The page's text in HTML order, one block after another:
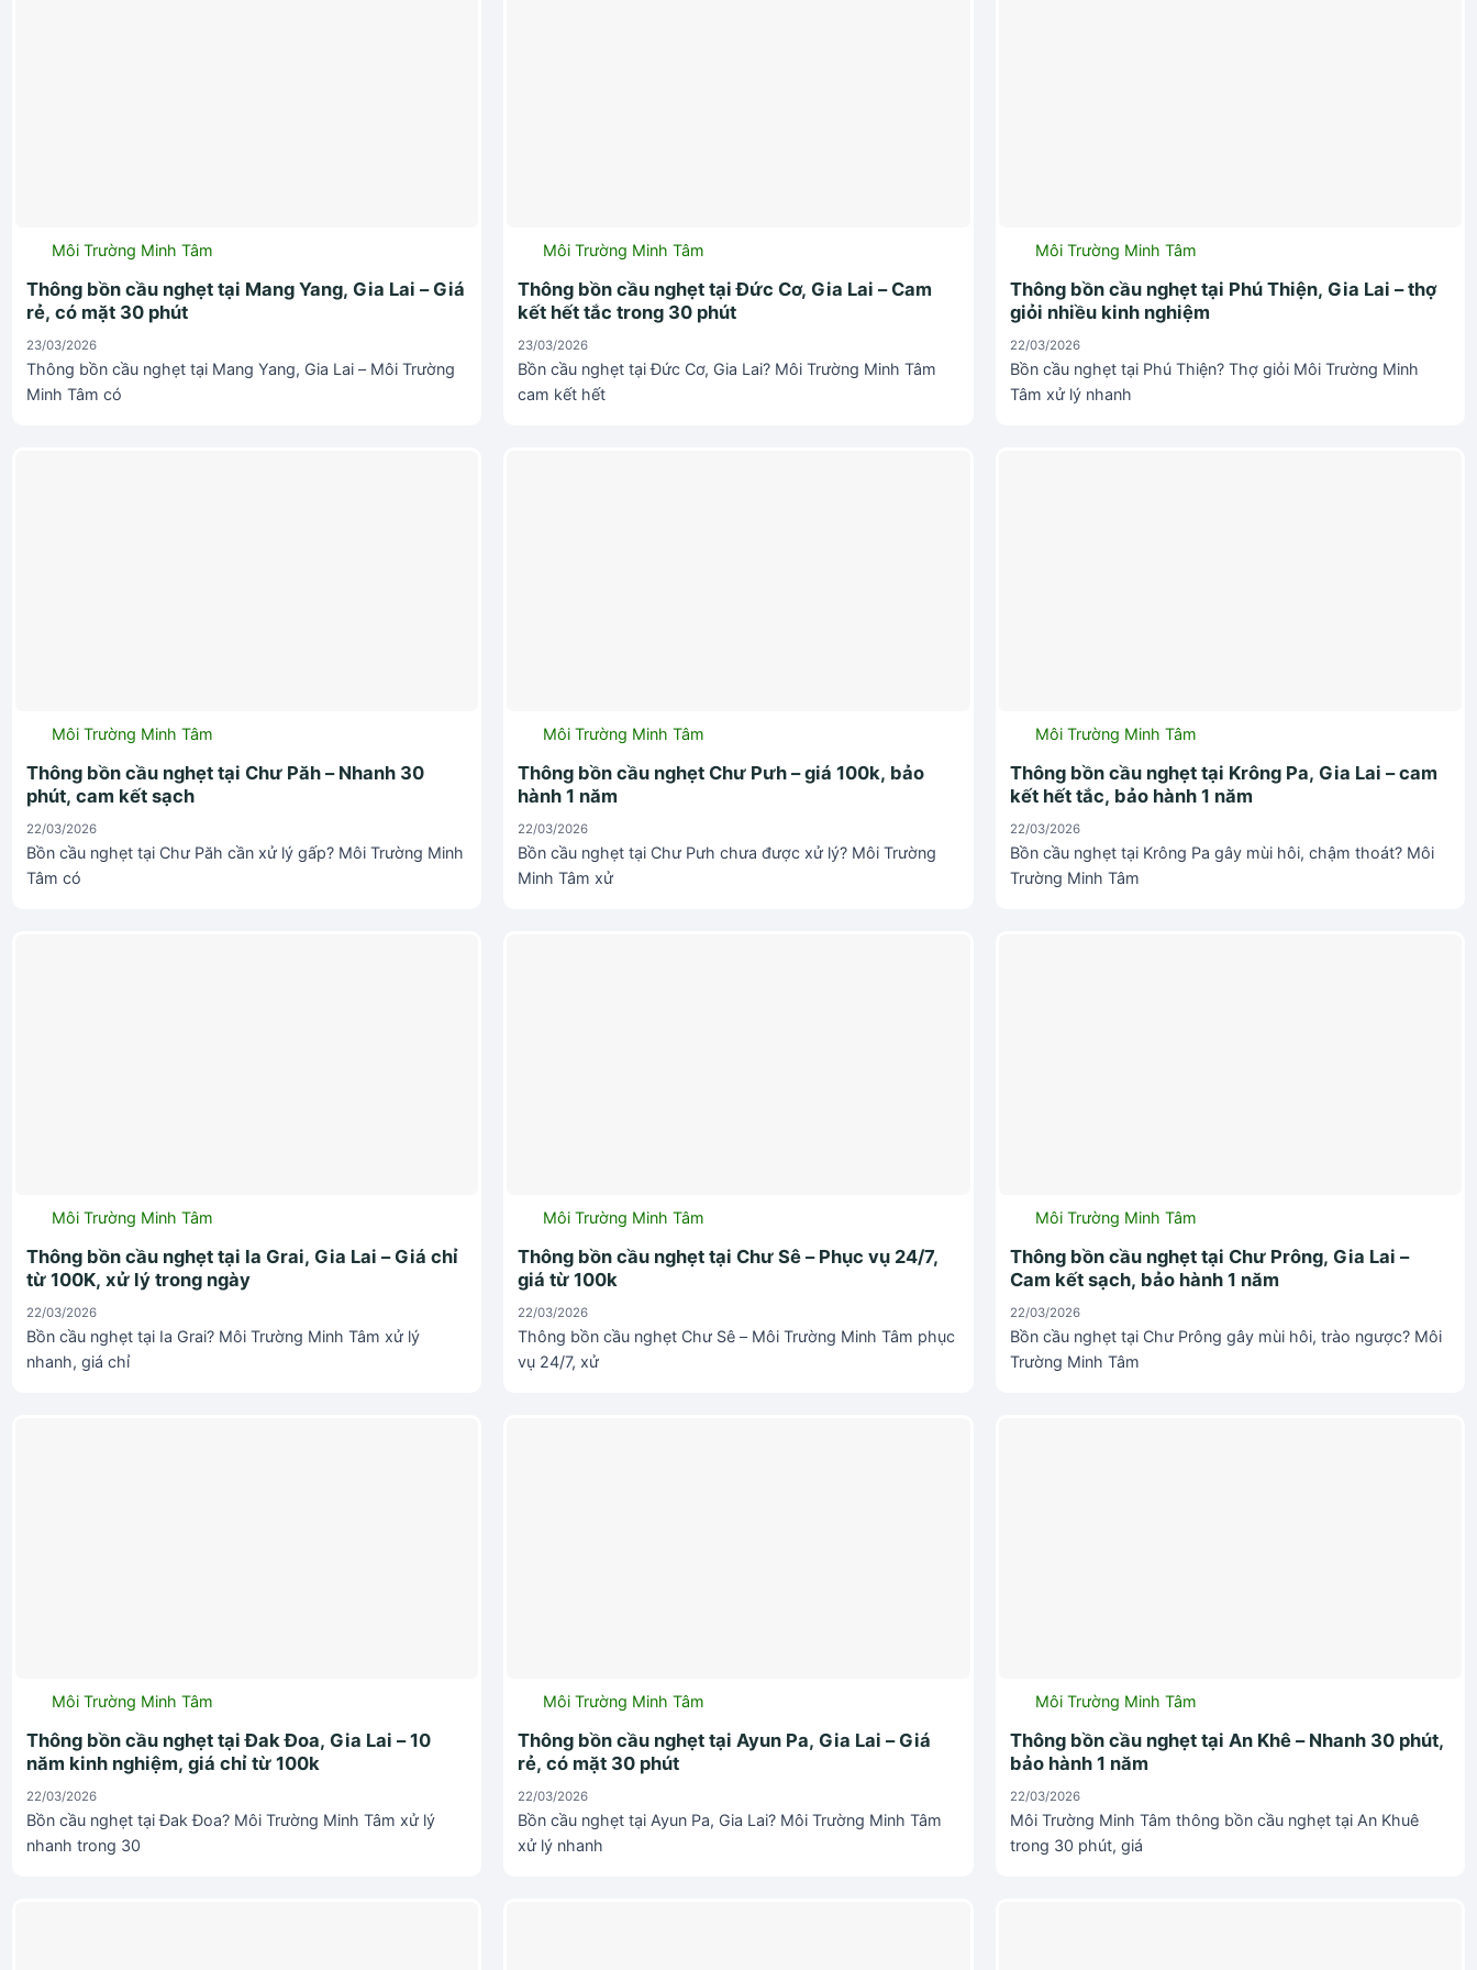
Môi Trường Minh Tâm
Thông bồn cầu nghẹt tại Mang Yang, Gia Lai – Giá
rẻ, có mặt 30 phút
23/03/2026
Thông bồn cầu nghẹt tại Mang Yang, Gia Lai – Môi Trường
Minh Tâm có
Môi Trường Minh Tâm
Thông bồn cầu nghẹt tại Đức Cơ, Gia Lai – Cam
kết hết tắc trong 30 phút
23/03/2026
Bồn cầu nghẹt tại Đức Cơ, Gia Lai? Môi Trường Minh Tâm
cam kết hết
Môi Trường Minh Tâm
Thông bồn cầu nghẹt tại Phú Thiện, Gia Lai – thợ
giỏi nhiều kinh nghiệm
22/03/2026
Bồn cầu nghẹt tại Phú Thiện? Thợ giỏi Môi Trường Minh
Tâm xử lý nhanh
Môi Trường Minh Tâm
Thông bồn cầu nghẹt tại Chư Păh – Nhanh 30
phút, cam kết sạch
22/03/2026
Bồn cầu nghẹt tại Chư Păh cần xử lý gấp? Môi Trường Minh
Tâm có
Môi Trường Minh Tâm
Thông bồn cầu nghẹt Chư Pưh – giá 100k, bảo
hành 1 năm
22/03/2026
Bồn cầu nghẹt tại Chư Pưh chưa được xử lý? Môi Trường
Minh Tâm xử
Môi Trường Minh Tâm
Thông bồn cầu nghẹt tại Krông Pa, Gia Lai – cam
kết hết tắc, bảo hành 1 năm
22/03/2026
Bồn cầu nghẹt tại Krông Pa gây mùi hôi, chậm thoát? Môi
Trường Minh Tâm
Môi Trường Minh Tâm
Thông bồn cầu nghẹt tại Ia Grai, Gia Lai – Giá chỉ
từ 100K, xử lý trong ngày
22/03/2026
Bồn cầu nghẹt tại Ia Grai? Môi Trường Minh Tâm xử lý
nhanh, giá chỉ
Môi Trường Minh Tâm
Thông bồn cầu nghẹt tại Chư Sê – Phục vụ 24/7,
giá từ 100k
22/03/2026
Thông bồn cầu nghẹt Chư Sê – Môi Trường Minh Tâm phục
vụ 24/7, xử
Môi Trường Minh Tâm
Thông bồn cầu nghẹt tại Chư Prông, Gia Lai –
Cam kết sạch, bảo hành 1 năm
22/03/2026
Bồn cầu nghẹt tại Chư Prông gây mùi hôi, trào ngược? Môi
Trường Minh Tâm
Môi Trường Minh Tâm
Thông bồn cầu nghẹt tại Đak Đoa, Gia Lai – 10
năm kinh nghiệm, giá chỉ từ 100k
22/03/2026
Bồn cầu nghẹt tại Đak Đoa? Môi Trường Minh Tâm xử lý
nhanh trong 30
Môi Trường Minh Tâm
Thông bồn cầu nghẹt tại Ayun Pa, Gia Lai – Giá
rẻ, có mặt 30 phút
22/03/2026
Bồn cầu nghẹt tại Ayun Pa, Gia Lai? Môi Trường Minh Tâm
xử lý nhanh
Môi Trường Minh Tâm
Thông bồn cầu nghẹt tại An Khê – Nhanh 30 phút,
bảo hành 1 năm
22/03/2026
Môi Trường Minh Tâm thông bồn cầu nghẹt tại An Khuê
trong 30 phút, giá